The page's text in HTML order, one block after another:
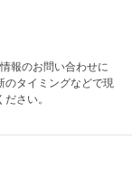
報のお問い合わせに
のタイミングなどで現
さい。